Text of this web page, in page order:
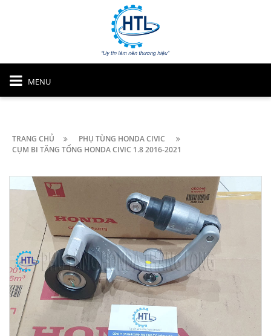
MENU
TRANG CHỦ
PHỤ TÙNG HONDA CIVIC
CỤM BI TĂNG TỔNG HONDA CIVIC 1.8 2016-2021